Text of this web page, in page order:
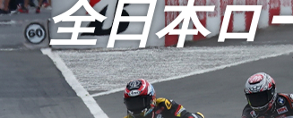
全日本ロ